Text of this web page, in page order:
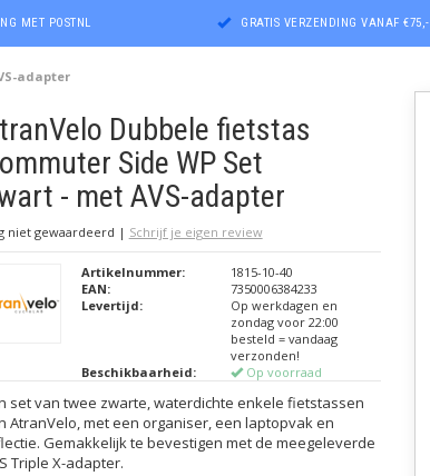
MET POSTNL GRATIS VERZENDING VANAF €75,-
adapter
Dubbele fietstas
Side WP Set
- met AVS-adapter
niet gewaardeerd | Schrijf je eigen review
Artikelnummer:
1815-10-40
EAN:
7350006384233
Levertijd:
Op werkdagen en
zondag voor 22:00
besteld = vandaag
verzonden!
Beschikbaarheid:
Op voorraad
set van twee zwarte, waterdichte enkele fietstassen
AtranVelo, met een organiser, een laptopvak en
Gemakkelijk te bevestigen met de meegeleverde
Triple X-adapter.